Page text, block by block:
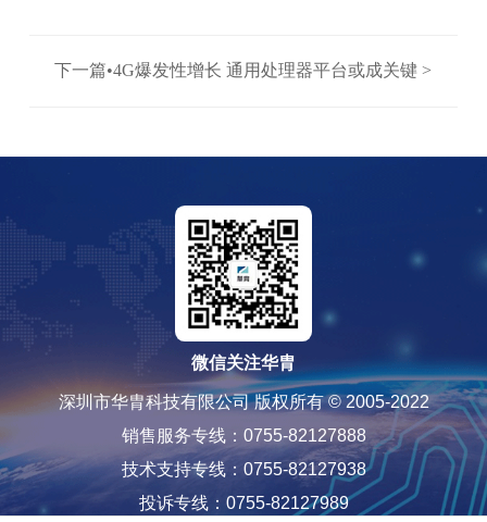
下一篇•4G爆发性增长 通用处理器平台或成关键 >
微信关注华胄
深圳市华胄科技有限公司 版权所有 © 2005-2022
销售服务专线：0755-82127888
技术支持专线：0755-82127938
投诉专线：0755-82127989